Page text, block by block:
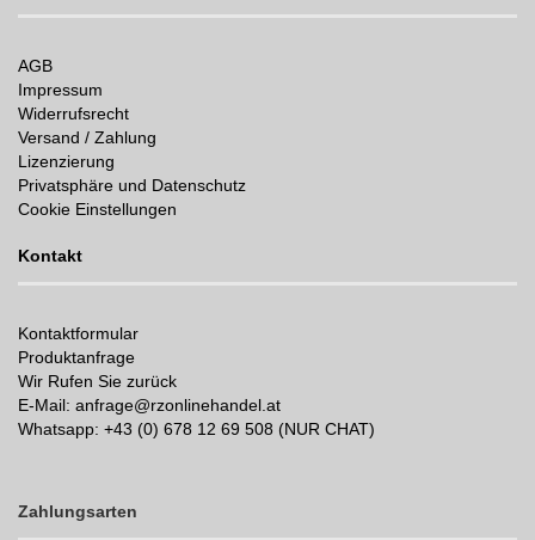
AGB
Impressum
Widerrufsrecht
Versand / Zahlung
Lizenzierung
Privatsphäre und Datenschutz
Cookie Einstellungen
Kontakt
Kontaktformular
Produktanfrage
Wir Rufen Sie zurück
E-Mail: anfrage@rzonlinehandel.at
Whatsapp: +43 (0) 678 12 69 508 (NUR CHAT)
Zahlungsarten